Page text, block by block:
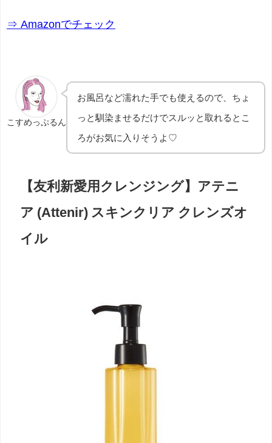
⇒ Amazonでチェック
こすめっぷるん
お風呂など濡れた手でも使えるので、ちょ
っと馴染ませるだけでスルッと取れるとこ
ろがお気に入りそうよ♡
【友利新愛用クレンジング】アテニ
ア (Attenir) スキンクリア クレンズオ
イル